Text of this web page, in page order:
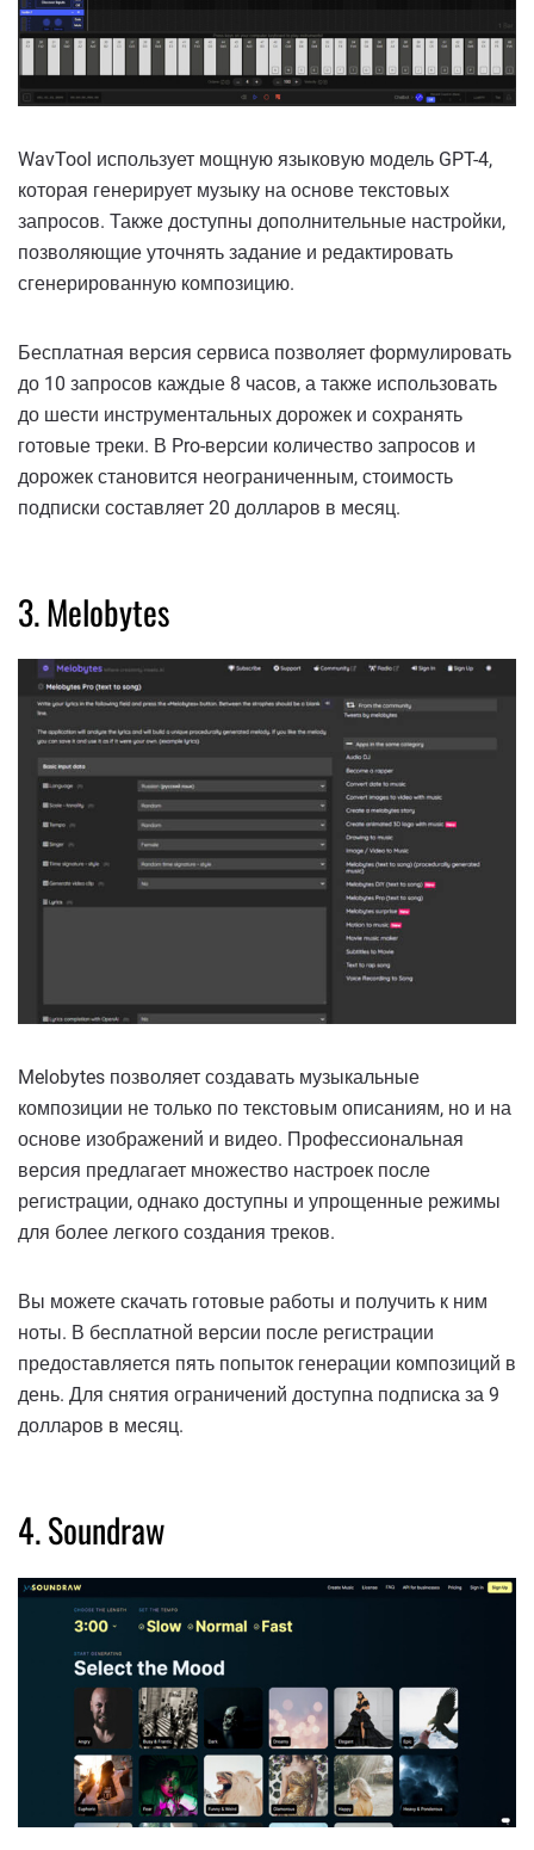
WavTool использует мощную языковую модель GPT-4,
которая генерирует музыку на основе текстовых
запросов. Также доступны дополнительные настройки,
позволяющие уточнять задание и редактировать
сгенерированную композицию.
Бесплатная версия сервиса позволяет формулировать
до 10 запросов каждые 8 часов, а также использовать
до шести инструментальных дорожек и сохранять
готовые треки. В Pro-версии количество запросов и
дорожек становится неограниченным, стоимость
подписки составляет 20 долларов в месяц.
3. Melobytes
Melobytes позволяет создавать музыкальные
композиции не только по текстовым описаниям, но и на
основе изображений и видео. Профессиональная
версия предлагает множество настроек после
регистрации, однако доступны и упрощенные режимы
для более легкого создания треков.
Вы можете скачать готовые работы и получить к ним
ноты. В бесплатной версии после регистрации
предоставляется пять попыток генерации композиций в
день. Для снятия ограничений доступна подписка за 9
долларов в месяц.
4. Soundraw